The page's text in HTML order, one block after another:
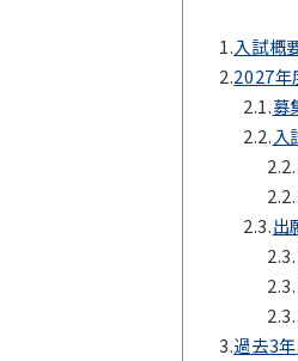
1.入試概
2.2027年
2.1.募
2.2. 入
2.3.出
3.過去3